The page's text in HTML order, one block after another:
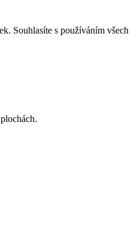
Souhlasíte s používáním všech